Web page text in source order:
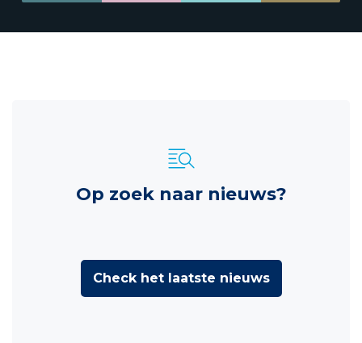
Op zoek naar nieuws?
Check het laatste nieuws